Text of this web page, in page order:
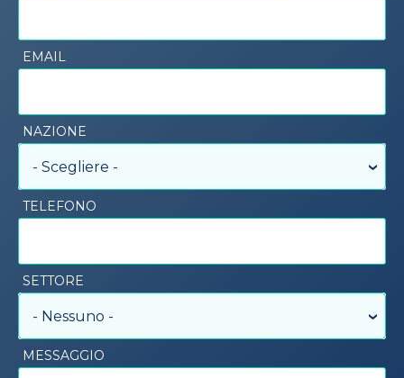
EMAIL
NAZIONE
- Scegliere -
TELEFONO
SETTORE
- Nessuno -
MESSAGGIO